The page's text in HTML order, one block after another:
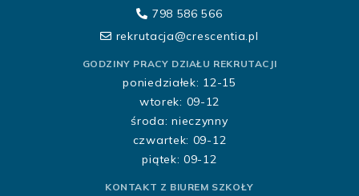
798 586 566
rekrutacja@crescentia.pl
GODZINY PRACY DZIAŁU REKRUTACJI
poniedziałek: 12-15
wtorek: 09-12
środa: nieczynny
czwartek: 09-12
piątek: 09-12
KONTAKT Z BIUREM SZKOŁY